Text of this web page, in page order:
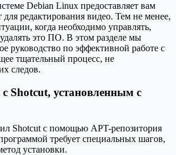
Debian Linux предоставляет вам
редактирования видео. Тем не менее,
когда необходимо управлять,
это ПО. В этом разделе мы
руководство по эффективной работе с
тщательный процесс, не
следов.
Shotcut, установленным с
Shotcut с помощью APT-репозитория
требует специальных шагов,
установки.